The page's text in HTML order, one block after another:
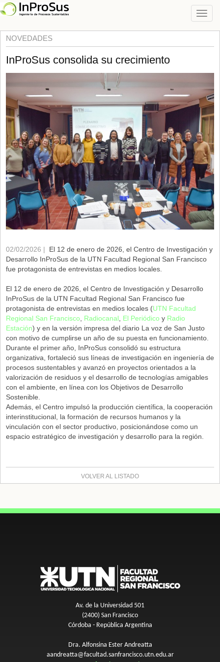
NOVEDADES
InProSus consolida su crecimiento
02/02/2026 | El 12 de enero de 2026, el Centro de Investigación y
Desarrollo InProSus de la UTN Facultad Regional San Francisco
fue protagonista de entrevistas en medios locales.
El 12 de enero de 2026, el Centro de Investigación y Desarrollo
InProSus de la UTN Facultad Regional San Francisco fue
protagonista de entrevistas en medios locales (UTN Facultad
Regional San Francisco, Radiocanal, El Periódico y Radio
Estación) y en la versión impresa del diario La voz de San Justo
con motivo de cumplirse un año de su puesta en funcionamiento.
Durante el primer año, InProSus consolidó su estructura
organizativa, fortaleció sus líneas de investigación en ingeniería de
procesos sustentables y avanzó en proyectos orientados a la
valorización de residuos y el desarrollo de tecnologías amigables
con el ambiente, en línea con los Objetivos de Desarrollo
Sostenible.
Además, el Centro impulsó la producción científica, la cooperación
interinstitucional, la formación de recursos humanos y la
vinculación con el sector productivo, posicionándose como un
espacio estratégico de investigación y desarrollo para la región.
VOLVER AL LISTADO
Av. de la Universidad 501
(2400) San Francisco
Córdoba - República Argentina
Dra. Alfonsina Ester Andreatta
aandreatta@facultad.sanfrancisco.utn.edu.ar